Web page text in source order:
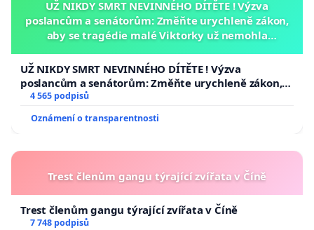
UŽ NIKDY SMRT NEVINNÉHO DÍTĚTE ! Výzva
poslancům a senátorům: Změňte urychleně zákon,
aby se tragédie malé Viktorky už nemohla
UŽ NIKDY SMRT NEVINNÉHO DÍTĚTE ! Výzva
poslancům a senátorům: Změňte urychleně zákon,
aby se tragédie malé Viktorky už nemohla opakovat!
4 565 podpisů
Oznámení o transparentnosti
Trest členům gangu týrající zvířata v Číně
Trest členům gangu týrající zvířata v Číně
7 748 podpisů